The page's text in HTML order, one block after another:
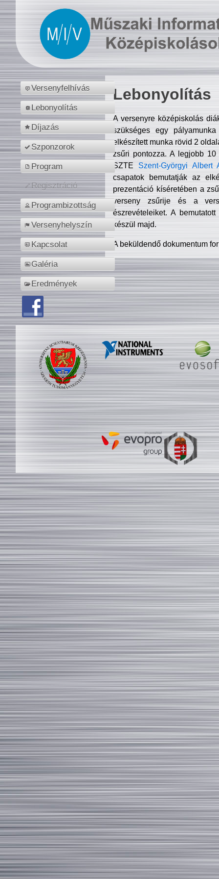
Versenyfelhívás
Lebonyolítás
Díjazás
Szponzorok
Program
Regisztráció
Programbizottság
Versenyhelyszín
Kapcsolat
Galéria
Eredmények
Lebonyolítás
A versenyre középiskolás
szükséges egy
elkészített munka rövid 2
zsűri pontozza. A legjobb
SZTE Szent-Györgyi Albert
csapatok bemutatják az
prezentáció kíséretében a
verseny zsűrije és a
észrevételeiket. A
készül majd.
A beküldendő dokumentum